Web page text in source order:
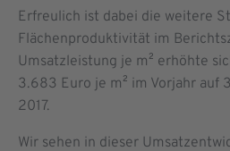
Erfreulich ist dabei die weitere
Flächenproduktivität im
Umsatzleistung je m² erhöhte
3.683 Euro je m² im Vorjahr auf
2017.
Wir sehen in dieser